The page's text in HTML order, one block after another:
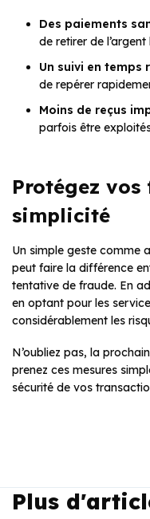
Des paiements
de retirer de l’argent
Un suivi en temps
de repérer
Moins de reçus
parfois être
Protégez
simplicité
Un simple geste comme
peut faire la différence
tentative de fraude. En
en optant pour les
considérablement les
N’oubliez pas, la
prenez ces mesures
sécurité de vos
Plus